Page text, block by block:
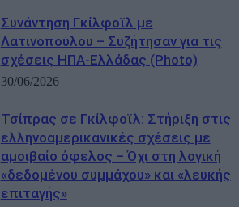
Συνάντηση Γκίλφοϊλ με
Λατινοπούλου – Συζήτησαν για τις
σχέσεις ΗΠΑ-Ελλάδας (Photo)
30/06/2026
Τσίπρας σε Γκίλφοϊλ: Στήριξη στις
ελληνοαμερικανικές σχέσεις με
αμοιβαίο όφελος – Όχι στη λογική
«δεδομένου συμμάχου» και «λευκής
επιταγής»